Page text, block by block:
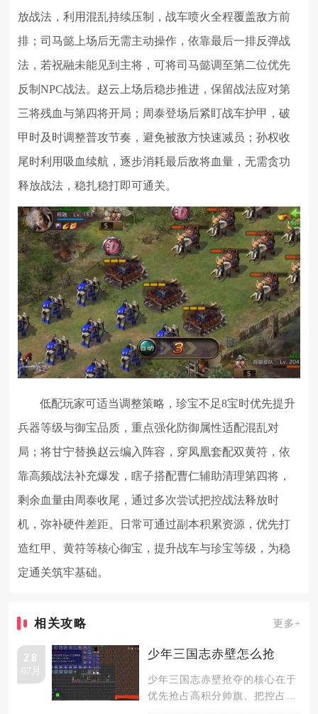
放战法，利用混乱持续压制，战车喷火全程覆盖敌方前
排；司马懿上场后无需主动操作，依靠最后一排反弹战
法，若祝融未能见到主将，可将司马懿调至第二位优先
反制NPC战法。赵云上场后稳步推进，保留战法应对第
三将残血与第四将开局；周泰登场后紧盯战车护甲，破
甲时及时调整普攻节奏，避免被敌方快速减员；孙权收
尾时利用吸血续航，逐步消耗最后敌将血量，无需贪功
释放战法，稳扎稳打即可通关。
低配玩家可适当调整策略，珍宝不足8宝时优先提升
兵器等级与御宝品质，重点强化防御属性适配混乱对
局；将甘宁替换赵云编入阵容，穿凤凰套配双黄符，依
靠高频战法补充爆发，瞎子搭配曹仁辅助清理第四将，
剩余血量由周泰收尾，通过多次尝试把控战法释放时
机，弥补硬件差距。日常可通过副本积累资源，优先打
造红甲、黄符等核心御宝，提升战车与珍宝等级，为稳
定通关筑牢基础。
相关攻略 更多+
28
07月
少年三国志赤壁怎么抢
少年三国志赤壁抢夺的核心在于
优先抢占高积分帅旗、把控占领